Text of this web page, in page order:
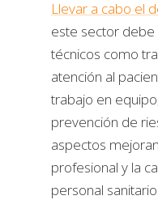
Llevar a cabo el
este sector
técnicos como
atención al
trabajo en
prevención de
aspectos
profesional y la
personal sanitario.